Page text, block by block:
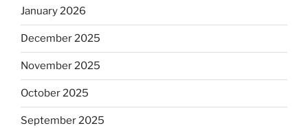
January 2026
December 2025
November 2025
October 2025
September 2025